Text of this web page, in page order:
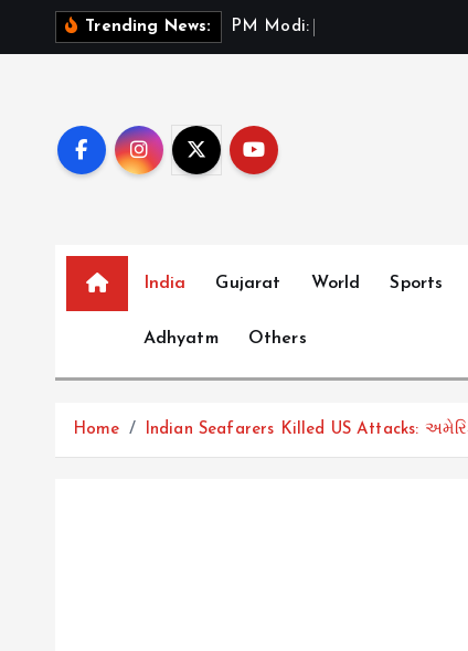
Trending News: P M M o d i:
India Gujarat World Sports
Adhyatm Others
Home Indian Seafarers Killed US Attacks: